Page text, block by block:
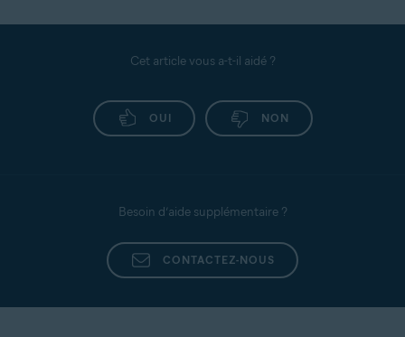
Cet article vous a-t-il aidé ?
OUI NON
Besoin d’aide supplémentaire ?
CONTACTEZ-NOUS